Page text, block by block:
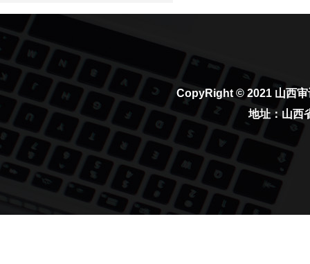
CopyRight © 2021 山西
地址：山西